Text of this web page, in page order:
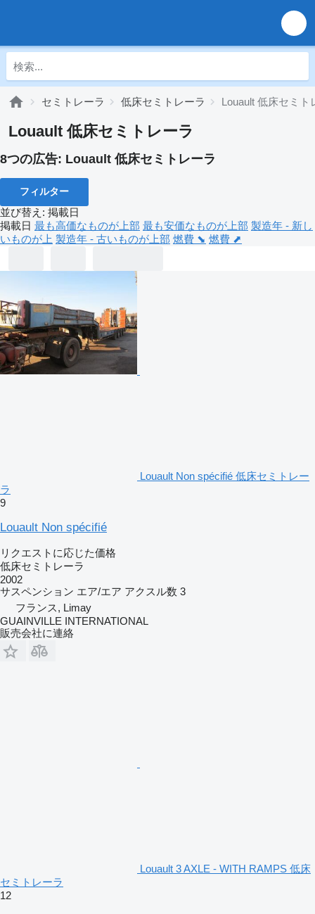
セミトレーラ 低床セミトレーラ Louault 低床セミト
Louault 低床セミトレーラ
8つの広告: Louault 低床セミトレーラ
フィルター
並び替え : 掲載日
掲載日 最も高価なものが上部 最も安価なものが上部 製造年 - 新し
いものが上 製造年 - 古いものが上部 燃費 ⬊ 燃費 ⬈
Louault Non spécifié 低床セミトレー
ラ
9
Louault Non spécifié
リクエストに応じた価格
低床セミトレーラ
2002
サスペンション エア/エア アクスル数 3
フランス, Limay
GUAINVILLE INTERNATIONAL
販売会社に連絡
Louault 3 AXLE - WITH RAMPS 低床
セミトレーラ
12